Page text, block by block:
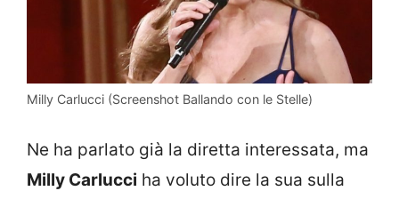
Milly Carlucci (Screenshot Ballando con le Stelle)
Ne ha parlato già la diretta interessata, ma
Milly Carlucci ha voluto dire la sua sulla